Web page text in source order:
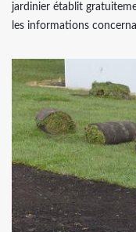
jardinier établit
les informations